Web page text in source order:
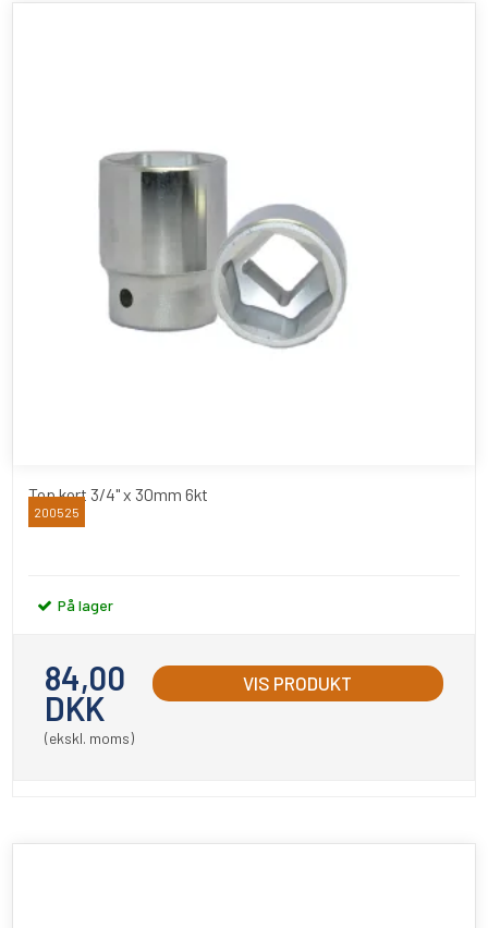
Top kort 3/4" x 30mm 6kt
BATO
200525
På lager
84,00
DKK
(ekskl. moms)
VIS PRODUKT